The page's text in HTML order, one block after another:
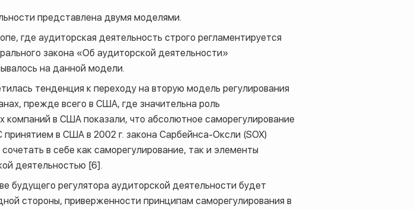
представлена двумя моделями.
где аудиторская деятельность строго регламентируется
закона «Об аудиторской деятельности»
на данной модели.
тенденция к переходу на вторую модель регулирования
прежде всего в США, где значительна роль
компаний в США показали, что абсолютное саморегулирование
в США в 2002 г. закона Сарбейнса-Оксли (SOX)
в себе как саморегулирование, так и элементы
деятельностью [6].
будущего регулятора аудиторской деятельности будет
стороны, приверженности принципам саморегулирования в